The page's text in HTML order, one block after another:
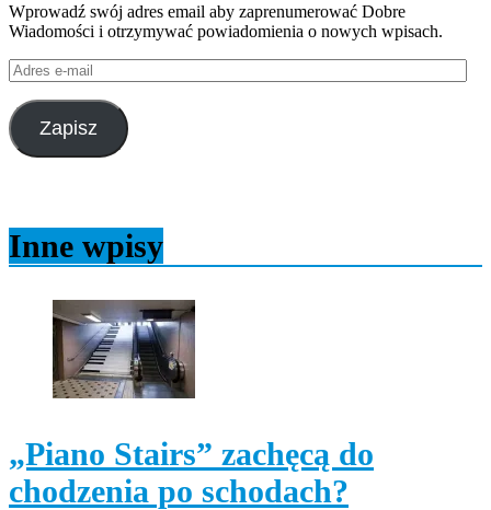
Wprowadź swój adres email aby zaprenumerować Dobre
Wiadomości i otrzymywać powiadomienia o nowych wpisach.
Adres
e-
mail
Zapisz
Inne wpisy
„Piano Stairs” zachęcą do
chodzenia po schodach?